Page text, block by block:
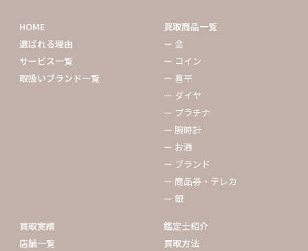
HOME
選ばれる理由
サービス一覧
取扱いブランド一覧
買取商品一覧
ー 金
ー コイン
ー 喜平
ー ダイヤ
ー プラチナ
ー 腕時計
ー お酒
ー ブランド
ー 商品券・テレカ
ー 銀
買取実績
店舗一覧
鑑定士紹介
買取方法